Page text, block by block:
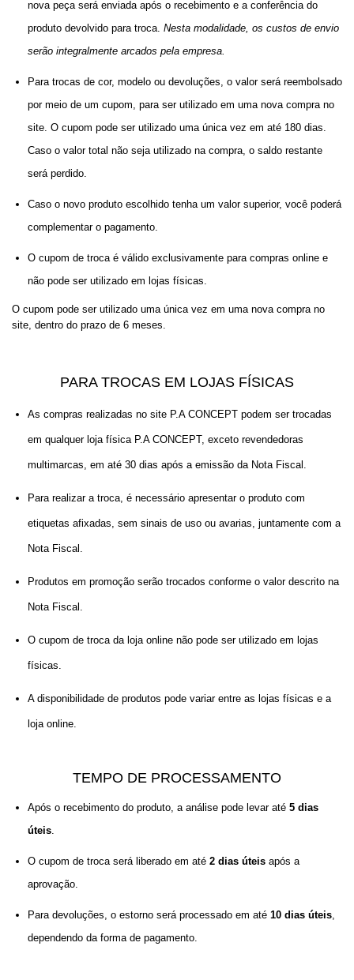
nova peça será enviada após o recebimento e a conferência do
produto devolvido para troca. Nesta modalidade, os custos de envio
serão integralmente arcados pela empresa.
Para trocas de cor, modelo ou devoluções, o valor será reembolsado
por meio de um cupom, para ser utilizado em uma nova compra no
site. O cupom pode ser utilizado uma única vez em até 180 dias.
Caso o valor total não seja utilizado na compra, o saldo restante
será perdido.
Caso o novo produto escolhido tenha um valor superior, você poderá
complementar o pagamento.
O cupom de troca é válido exclusivamente para compras online e
não pode ser utilizado em lojas físicas.
O cupom pode ser utilizado uma única vez em uma nova compra no
site, dentro do prazo de 6 meses.
PARA TROCAS EM LOJAS FÍSICAS
As compras realizadas no site P.A CONCEPT podem ser trocadas
em qualquer loja física P.A CONCEPT, exceto revendedoras
multimarcas, em até 30 dias após a emissão da Nota Fiscal.
Para realizar a troca, é necessário apresentar o produto com
etiquetas afixadas, sem sinais de uso ou avarias, juntamente com a
Nota Fiscal.
Produtos em promoção serão trocados conforme o valor descrito na
Nota Fiscal.
O cupom de troca da loja online não pode ser utilizado em lojas
físicas.
A disponibilidade de produtos pode variar entre as lojas físicas e a
loja online.
TEMPO DE PROCESSAMENTO
Após o recebimento do produto, a análise pode levar até 5 dias
úteis
O cupom de troca será liberado em até 2 dias úteis após a
aprovação.
Para devoluções, o estorno será processado em até 10 dias úteis
dependendo da forma de pagamento.